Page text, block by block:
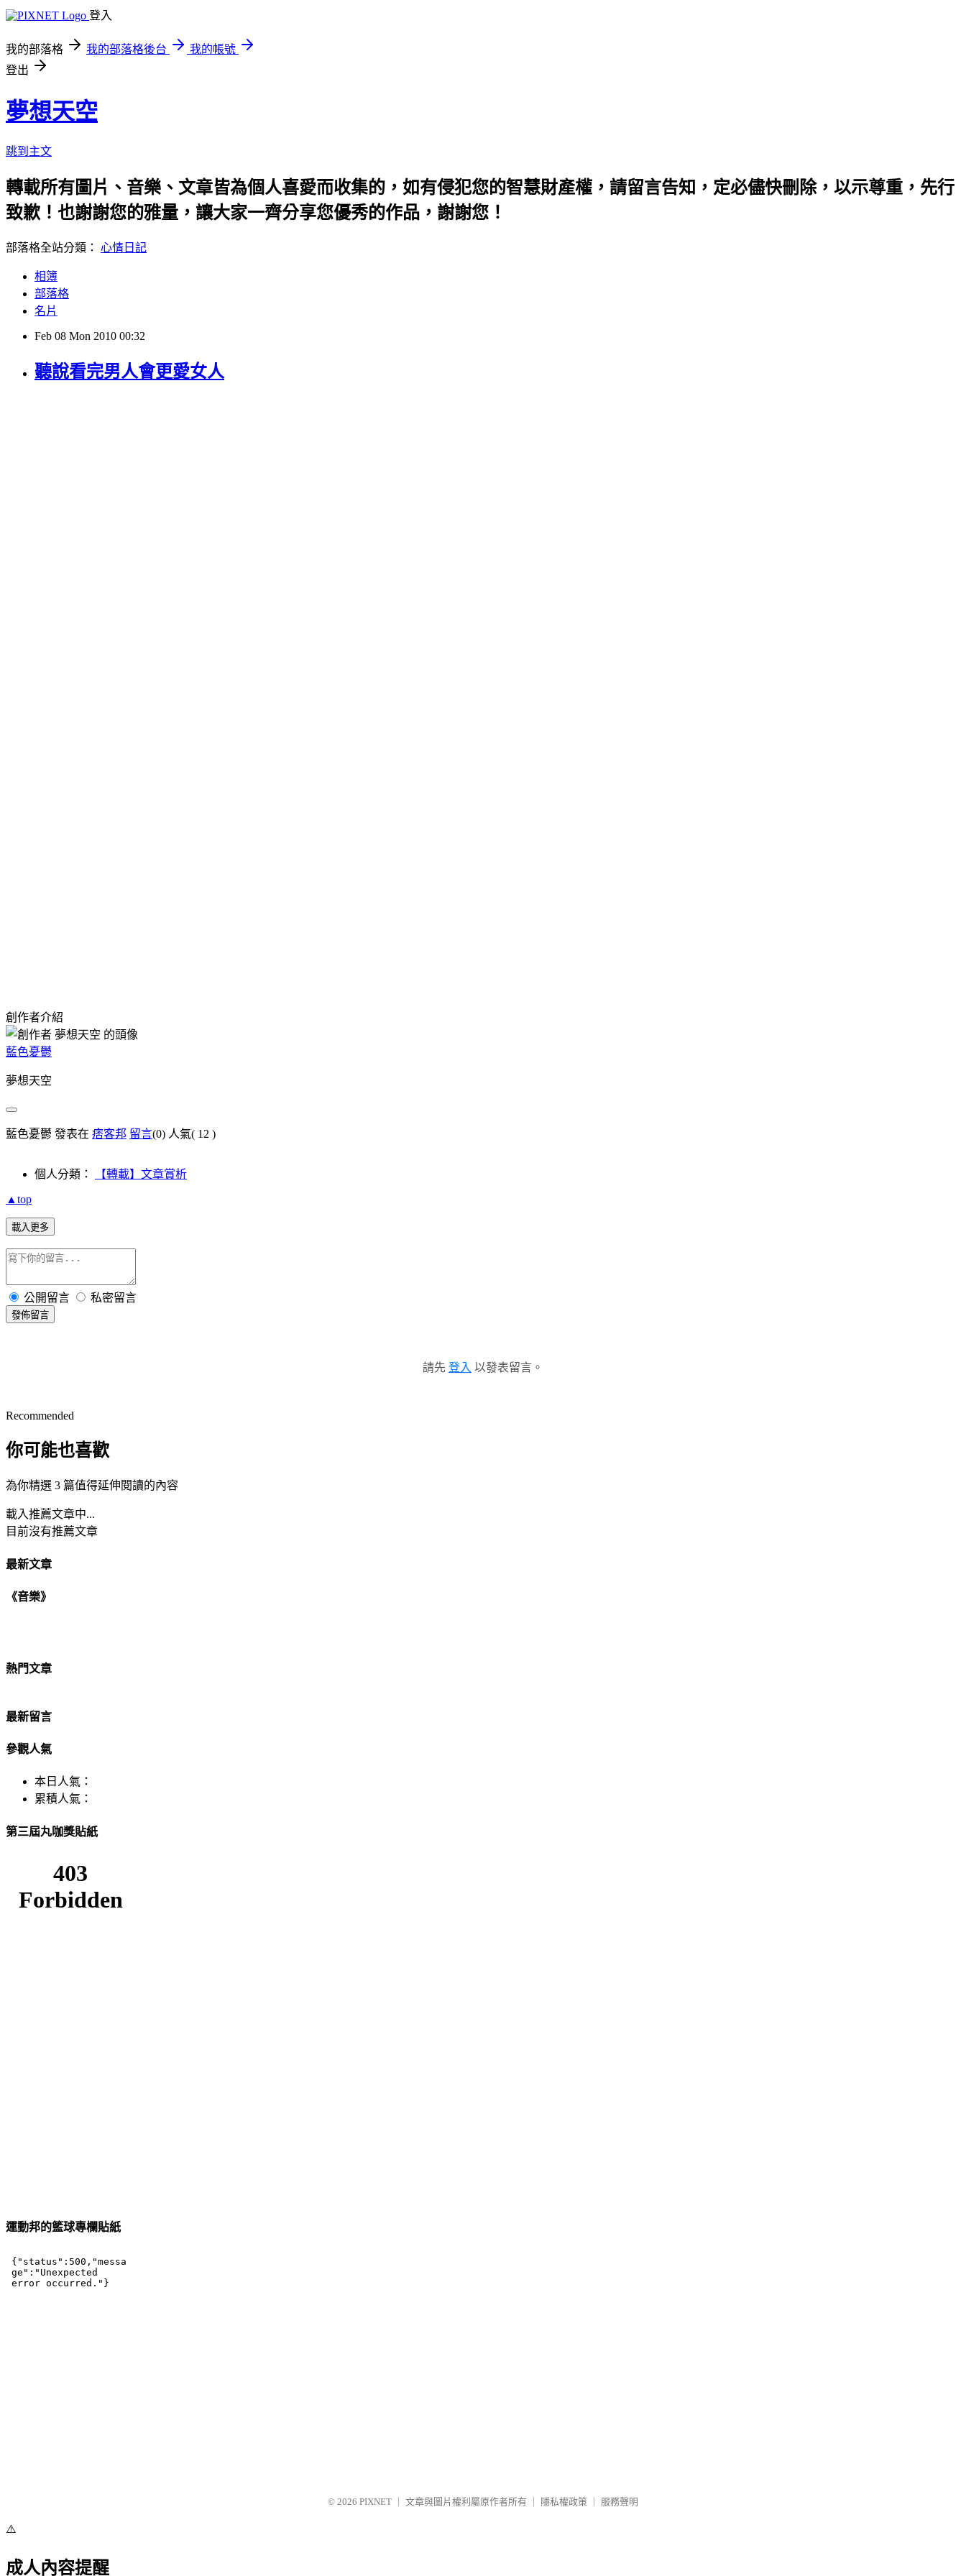
登入
我的部落格 我的部落格後台
我的帳號
登出
夢想天空
跳到主文
轉載所有圖片、音樂、文章皆為個人喜愛而收集的，如有侵犯您的智慧財產權，請留言告知，定必儘快刪除，以示尊重，先行
致歉！也謝謝您的雅量，讓大家一齊分享您優秀的作品，謝謝您！
部落格全站分類： 心情日記
相簿
部落格
名片
Feb 08 Mon 2010 00:32
聽說看完男人會更愛女人
創作者介紹
藍色憂鬱
夢想天空
藍色憂鬱 發表在 痞客邦 留言(0) 人氣( 12 )
個人分類： 【轉載】文章賞析
▲top
載入更多
公開留言 私密留言
發佈留言
請先 登入 以發表留言。
Recommended
你可能也喜歡
為你精選 3 篇值得延伸閱讀的內容
載入推薦文章中...
目前沒有推薦文章
最新文章
《音樂》
熱門文章
最新留言
參觀人氣
本日人氣：
累積人氣：
第三屆丸咖獎貼紙
運動邦的籃球專欄貼紙
© 2026 PIXNET 文章與圖片權利屬原作者所有 隱私權政策 服務聲明
⚠️
成人內容提醒